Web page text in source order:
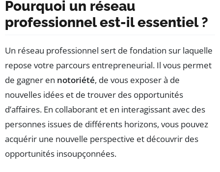
Pourquoi un réseau
professionnel est-il essentiel ?
Un réseau professionnel sert de fondation sur laquelle
repose votre parcours entrepreneurial. Il vous permet
de gagner en notoriété, de vous exposer à de
nouvelles idées et de trouver des opportunités
d’affaires. En collaborant et en interagissant avec des
personnes issues de différents horizons, vous pouvez
acquérir une nouvelle perspective et découvrir des
opportunités insoupçonnées.